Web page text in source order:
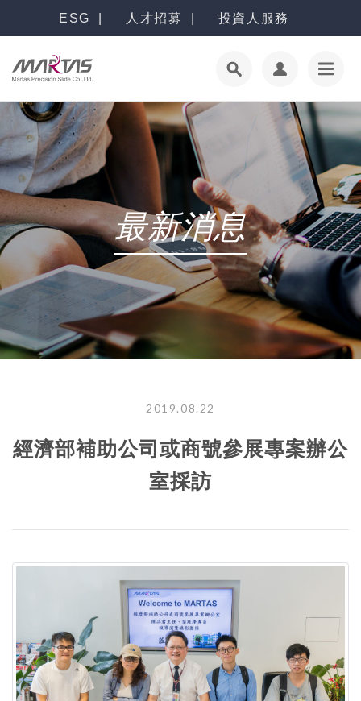
ESG 人才招募 投資人服務
最新消息
2019.08.22
經濟部補助公司或商號參展專案辦公
室採訪